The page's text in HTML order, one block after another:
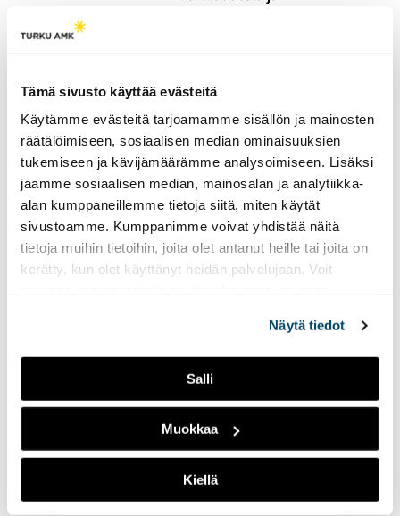
Tämä sivusto käyttää evästeitä
Käytämme evästeitä tarjoamamme sisällön ja mainosten
räätälöimiseen, sosiaalisen median ominaisuuksien
tukemiseen ja kävijämäärämme analysoimiseen. Lisäksi
jaamme sosiaalisen median, mainosalan ja analytiikka-
alan kumppaneillemme tietoja siitä, miten käytät
sivustoamme. Kumppanimme voivat yhdistää näitä
tietoja muihin tietoihin, joita olet antanut heille tai joita on
kerätty, kun olet käyttänyt heidän palvelujaan. Voit
Näytä tiedot
Salli
Muokkaa
Kiellä
satavuotiaasta Disneystä.
Radio Tutka·Tiesitsä Tätä: Halloween
Halloween ja muut
syksyiset juhlat
12.12.2023 LIVEPALAT
Jaksossa puhutaan
halloweenista ja erilaisista
halloweenin viettotavoista.
Lisäksi ohjelmassa käydään
läpi suomalaisia syksyisiä
kurpitsakeittoa ja
makaroonimössöä